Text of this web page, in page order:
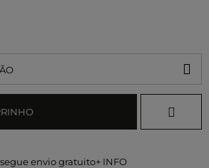
envio gratuito+ INFO